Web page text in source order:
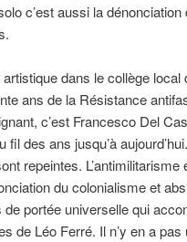
c’est aussi la
dans le collège local
ans de la Résistance
c’est Francesco Del
des ans jusqu’à
repeintes. L’antimilitarisme
du colonialisme et
portée universelle qui
de Léo Ferré. Il n’y en a